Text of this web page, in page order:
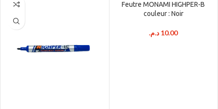
Feutre MONAMI HIGHPER-B
couleur : Noir
10.00 د.م.